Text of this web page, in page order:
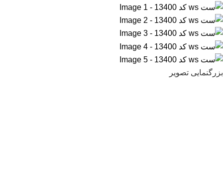
بزرگنمایی تصویر